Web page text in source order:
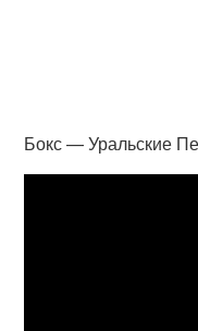
Бокс — Уральские